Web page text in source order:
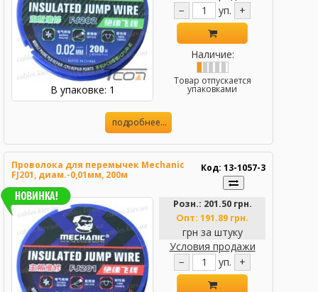
В упаковке: 1
−
уп. +
Наличие:
Товар отпускается
упаковками
подробнее...
Проволока для перемычек Mechanic
FJ201, диам.-0,01мм, 200м
Код: 13-1057-3
Розн.: 201.50 грн.
Опт: 191.89 грн.
грн за штуку
Условия продажи
−
уп. +